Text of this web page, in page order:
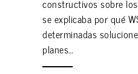
constructivos sobre
se explicaba por qué
determinadas
planes…